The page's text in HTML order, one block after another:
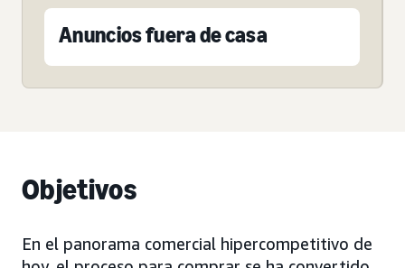
Anuncios fuera de casa
Objetivos
En el panorama comercial hipercompetitivo de